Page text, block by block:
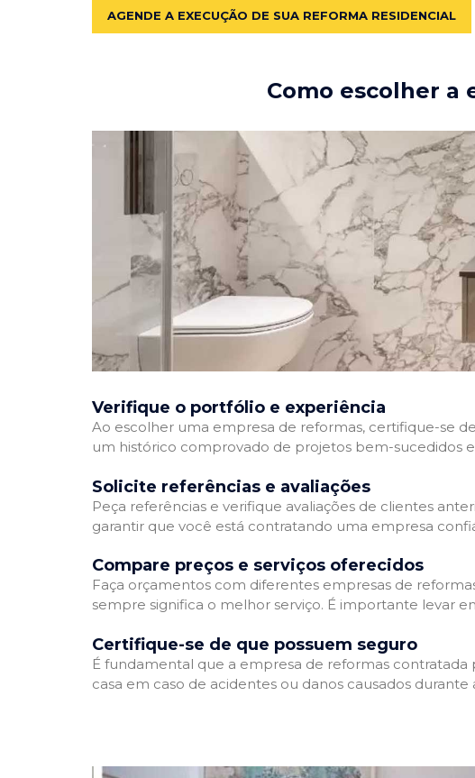
AGENDE A EXECUÇÃO DE SUA REFORMA RESIDENCIAL
Como escolher a
Verifique o portfólio e experiência
Ao escolher uma empresa de reformas, certifique-se
um histórico comprovado de projetos bem-sucedidos
Solicite referências e avaliações
Peça referências e verifique avaliações de clientes
garantir que você está contratando uma empresa
Compare preços e serviços oferecidos
Faça orçamentos com diferentes empresas de
sempre significa o melhor serviço. É importante levar
Certifique-se de que possuem seguro
É fundamental que a empresa de reformas contratada
casa em caso de acidentes ou danos causados durante